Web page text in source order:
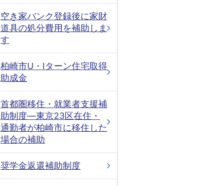
空き家バンク登録後に家財
道具の処分費用を補助しま
す
柏崎市U・Iターン住宅取得
助成金
首都圏移住・就業者支援補
助制度―東京23区在住・
通勤者が柏崎市に移住した
場合の補助
奨学金返還補助制度